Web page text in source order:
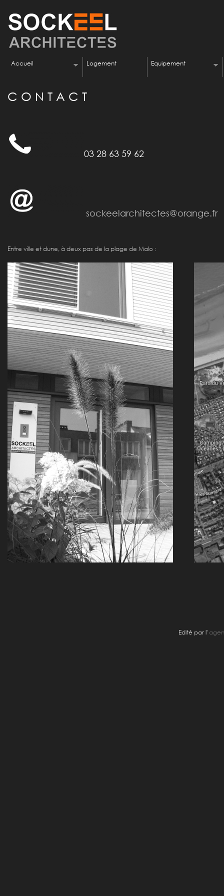
Accueil Logement Equipement
C O N T A C T
03 28 63 59 62
sockeelarchitectes@orange.fr
Entre ville et dune, à deux pas de la plage de Malo :
Edité par l'